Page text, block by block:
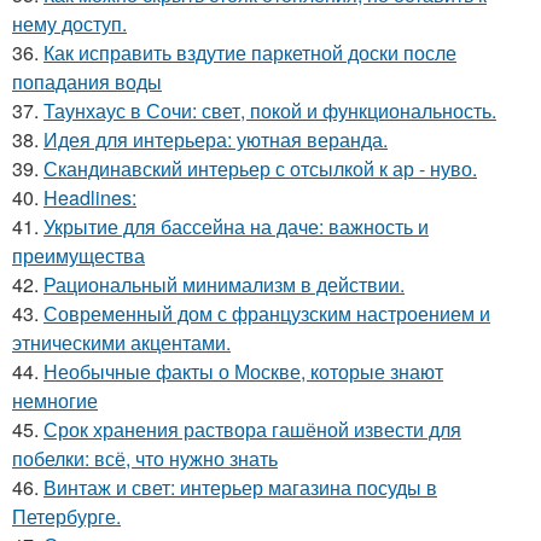
нему доступ.
36. Как исправить вздутие паркетной доски после
попадания воды
37. Таунхаус в Сочи: свет, покой и функциональность.
38. Идея для интерьера: уютная веранда.
39. Скандинавский интерьер с отсылкой к ар - нуво.
40. Headlines:
41. Укрытие для бассейна на даче: важность и
преимущества
42. Рациональный минимализм в действии.
43. Современный дом с французским настроением и
этническими акцентами.
44. Необычные факты о Москве, которые знают
немногие
45. Срок хранения раствора гашёной извести для
побелки: всё, что нужно знать
46. Винтаж и свет: интерьер магазина посуды в
Петербурге.